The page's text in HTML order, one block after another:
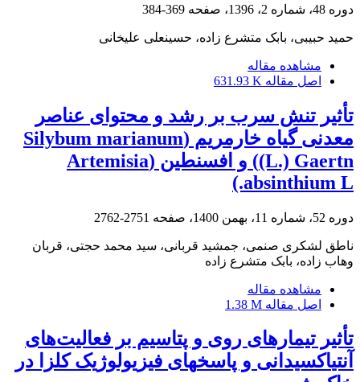
دوره 48، شماره 2، 1396، صفحه 369-384
حمید حبیبی، بابک متشرع زاده، حسینعلی علیخانی
مشاهده مقاله
اصل مقاله 631.93 K
تأثیر تنش سرب بر رشد و محتوای عناصر
معدنی گیاه خارمریم (Silybum marianum
(L.) Gaertn) و افسنطین (Artemisia
absinthium L.)
دوره 52، شماره 11، بهمن 1400، صفحه 2751-2762
ناطق لشکری صنمی، جمشید قربانی، سید محمد حجتی، قربان
وهاب زاده، بابک متشرع زاده
مشاهده مقاله
اصل مقاله 1.38 M
آنتی‎اکسیدانی و پاسخ‎های فیزیولوژیک کلزا در